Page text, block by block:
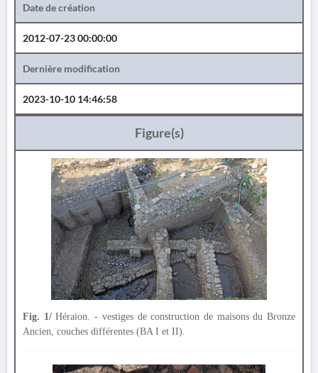
Date de création
2012-07-23 00:00:00
Dernière modification
2023-10-10 14:46:58
Figure(s)
Fig. 1/Héraion. - vestiges de construction de maisons du Bronze
Ancien, couches différentes (BA I et II).